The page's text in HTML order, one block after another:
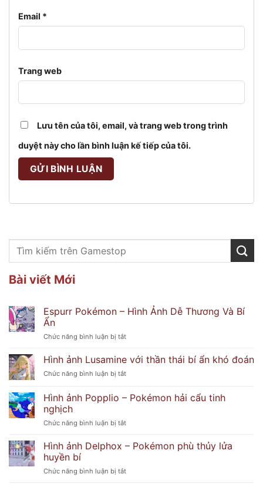
Email *
Trang web
Lưu tên của tôi, email, và trang web trong trình
duyệt này cho lần bình luận kế tiếp của tôi.
Bài viết Mới
Espurr Pokémon – Hình Ảnh Dễ Thương Và Bí
Ẩn
Chức năng bình luận bị tắtở
Pokémon
Hình
Dễ
Bí
Hình ảnh Lusamine với thần thái bí ẩn khó đoán
Chức năng bình luận bị tắtở
ảnh
Lusamine
thần
đoán
Hình ảnh Popplio – Pokémon hải cẩu tinh
nghịch
Chức năng bình luận bị tắtở
ảnh
Popplio
Pokémon
Hình ảnh Delphox – Pokémon phù thủy lửa
huyền bí
Chức năng bình luận bị tắtở